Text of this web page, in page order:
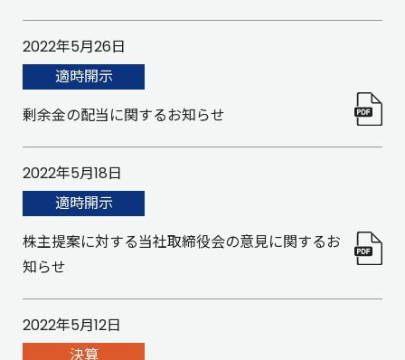
2022年5月26日
適時開示
剰余金の配当に関するお知らせ
2022年5月18日
適時開示
株主提案に対する当社取締役会の意見に関するお
知らせ
2022年5月12日
決算